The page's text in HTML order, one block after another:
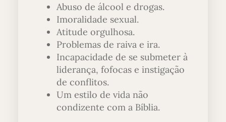
Abuso de álcool e drogas.
Imoralidade sexual.
Atitude orgulhosa.
Problemas de raiva e ira.
Incapacidade de se submeter à
liderança, fofocas e instigação
de conflitos.
Um estilo de vida não
condizente com a Bíblia.